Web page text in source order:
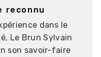
reconnu
dans le
Le Brun Sylvain
son savoir-faire